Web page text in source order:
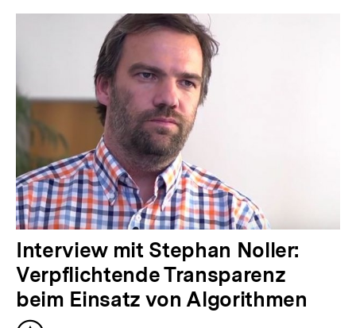
Interview mit Stephan Noller:
Verpflichtende Transparenz
beim Einsatz von Algorithmen